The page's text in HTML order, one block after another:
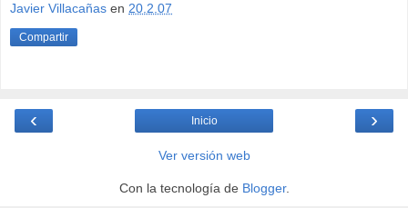
Javier Villacañas en 20.2.07
Compartir
‹ ›
Inicio
Ver versión web
Con la tecnología de Blogger.